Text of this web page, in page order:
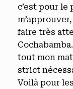
c’est pour
faire très
tout mon
strict
Voilà pour